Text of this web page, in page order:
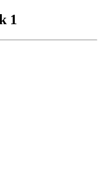
1